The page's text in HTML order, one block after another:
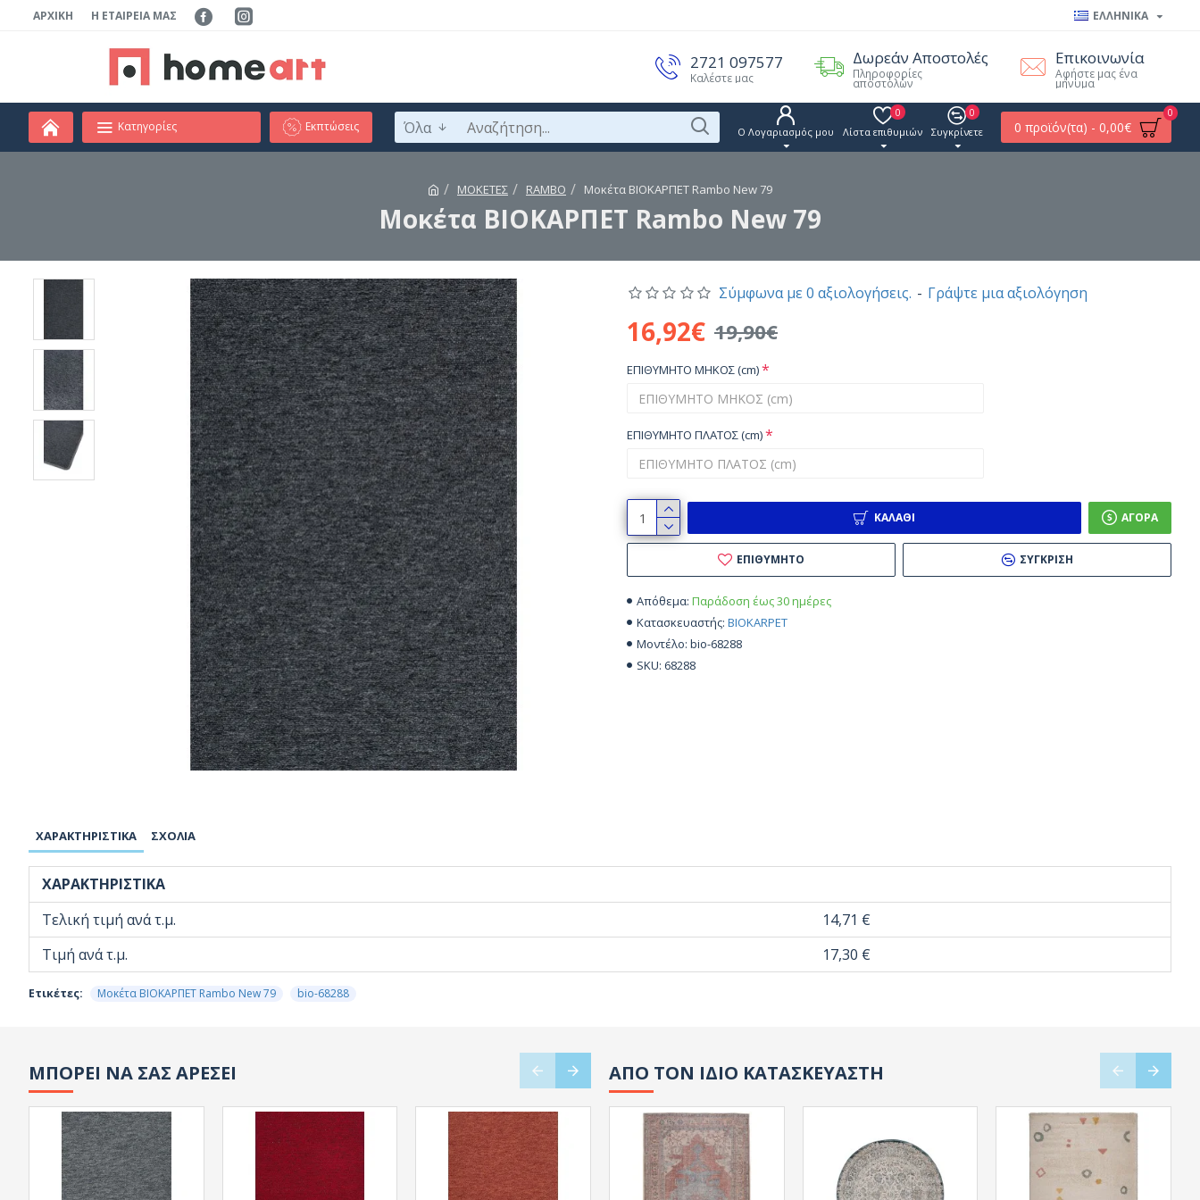
ΑΡΧΙΚΉ Η ΕΤΑΙΡΕΊΑ ΜΑΣ ΕΛΛΗΝΙΚΑ
2721 097577
Καλέστε μας
Δωρεάν Αποστολές
Πληροφορίες
αποστολών
Επικοινωνία
Αφήστε μας ένα
μήνυμα
Κατηγορίες Εκπτώσεις Όλα Ο Λογαριασμός μου Λίστα επιθυμιών
0
Συγκρίνετε
0
0 προϊόν(τα) - 0,00€
0
ΜΟΚΕΤΕΣ RAMBO Μοκέτα ΒΙΟΚΑΡΠΕΤ Rambo New 79
Μοκέτα ΒΙΟΚΑΡΠΕΤ Rambo New 79
Απόθεμα: Παράδοση έως 30 ημέρες
Κατασκευαστής: BIOKARPET
Μοντέλο: bio-68288
SKU: 68288
Σύμφωνα με 0 αξιολογήσεις. - Γράψτε μια αξιολόγηση
16,92€ 19,90€
ΕΠΙΘΥΜΗΤΟ ΜΗΚΟΣ (cm)
ΕΠΙΘΥΜΗΤΟ ΠΛΑΤΟΣ (cm)
ΚΑΛΆΘΙ ΑΓΟΡΆ
ΕΠΙΘΥΜΗΤΌ ΣΎΓΚΡΙΣΗ
ΧΑΡΑΚΤΗΡΙΣΤΙΚΆ ΣΧΌΛΙΑ
ΧΑΡΑΚΤΗΡΙΣΤΙΚΆ
Τελική τιμή ανά τ.μ.
14,71 €
Τιμή ανά τ.μ.
17,30 €
Ετικέτες: Μοκέτα ΒΙΟΚΑΡΠΕΤ Rambo New 79 bio-68288
ΜΠΟΡΕΙ ΝΑ ΣΑΣ ΑΡΕΣΕΙ
HOT
ΑΠΟ ΤΟΝ ΙΔΙΟ ΚΑΤΑΣΚΕΥΑΣΤΗ